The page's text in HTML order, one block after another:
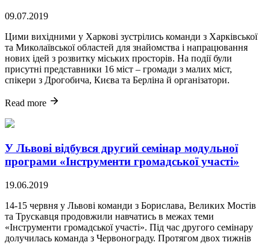
09.07.2019
Цими вихідними у Харкові зустрілись команди з Харківської
та Миколаївської областей для знайомства і напрацювання
нових ідей з розвитку міських просторів. На події були
присутні представники 16 міст – громади з малих міст,
спікери з Дрогобича, Києва та Берліна й організатори.
Read more
У Львові відбувся другий семінар модульної
програми «Інструменти громадської участі»
19.06.2019
14-15 червня у Львові команди з Борислава, Великих Мостів
та Трускавця продовжили навчатись в межах теми
«Інструменти громадської участі». Під час другого семінару
долучилась команда з Червонограду. Протягом двох тижнів